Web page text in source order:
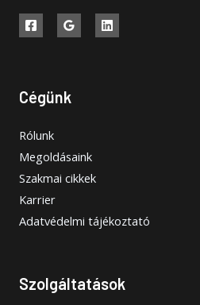
Cégünk
Rólunk
Megoldásaink
Szakmai cikkek
Karrier
Adatvédelmi tájékoztató
Szolgáltatások